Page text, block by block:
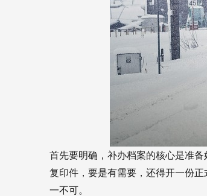
首先要明确，补办档案的核心是准
复印件，要是有需要，还得开一份
一不可。